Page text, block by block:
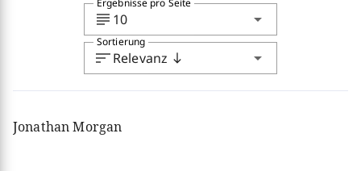
subject 10 arrow_drop_down
Ergebnisse pro Seite
sortRelevanz south arrow_drop_down
Sortierung
Jonathan Morgan